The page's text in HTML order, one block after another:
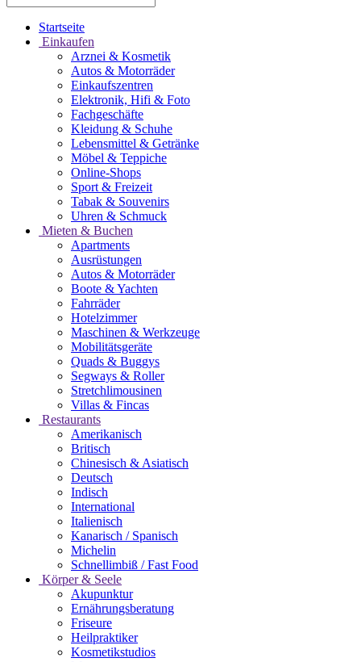
Startseite
Einkaufen
Arznei & Kosmetik
Autos & Motorräder
Einkaufszentren
Elektronik, Hifi & Foto
Fachgeschäfte
Kleidung & Schuhe
Lebensmittel & Getränke
Möbel & Teppiche
Online-Shops
Sport & Freizeit
Tabak & Souvenirs
Uhren & Schmuck
Mieten & Buchen
Apartments
Ausrüstungen
Autos & Motorräder
Boote & Yachten
Fahrräder
Hotelzimmer
Maschinen & Werkzeuge
Mobilitätsgeräte
Quads & Buggys
Segways & Roller
Stretchlimousinen
Villas & Fincas
Restaurants
Amerikanisch
Britisch
Chinesisch & Asiatisch
Deutsch
Indisch
International
Italienisch
Kanarisch / Spanisch
Michelin
Schnellimbiß / Fast Food
Körper & Seele
Akupunktur
Ernährungsberatung
Friseure
Heilpraktiker
Kosmetikstudios